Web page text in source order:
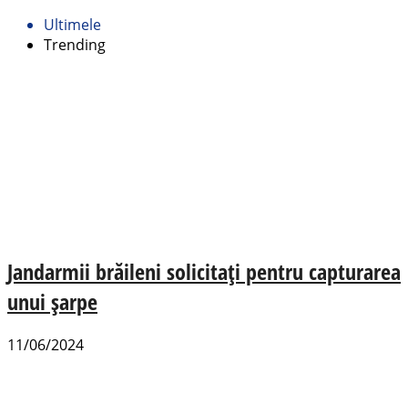
Ultimele
Trending
Jandarmii brăileni solicitați pentru capturarea
unui șarpe
11/06/2024